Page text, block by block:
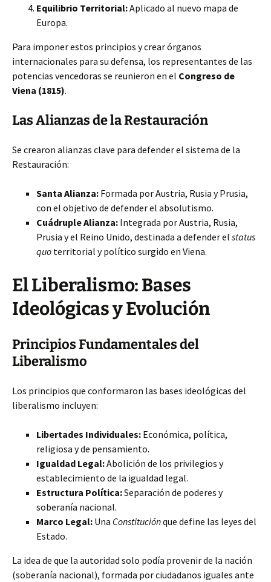
Equilibrio Territorial:Aplicado al nuevo mapa de
Europa.
Para imponer estos principios y crear órganos
internacionales para su defensa, los representantes de las
potencias vencedoras se reunieron en el Congreso de
Viena (1815).
Las Alianzas de la Restauración
Se crearon alianzas clave para defender el sistema de la
Restauración:
Santa Alianza: Formada por Austria, Rusia y Prusia,
con el objetivo de defender el absolutismo.
Cuádruple Alianza: Integrada por Austria, Rusia,
Prusia y el Reino Unido, destinada a defender el status
quo territorial y político surgido en Viena.
El Liberalismo: Bases
Ideológicas y Evolución
Principios Fundamentales del
Liberalismo
Los principios que conformaron las bases ideológicas del
liberalismo incluyen:
Libertades Individuales: Económica, política,
religiosa y de pensamiento.
Igualdad Legal:Abolición de los privilegios y
establecimiento de la igualdad legal.
Estructura Política:Separación de poderes y
soberanía nacional.
Marco Legal: Una Constituciónque define las leyes del
Estado.
La idea de que la autoridad solo podía provenir de la nación
(soberanía nacional), formada por ciudadanos iguales ante